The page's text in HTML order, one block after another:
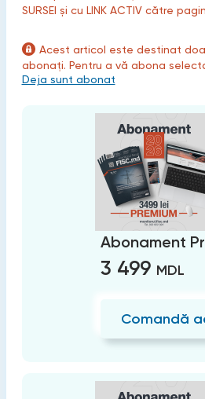
SURSEI și cu LINK ACTIV către
Acest articol este destinat
abonați. Pentru a vă abona
Deja sunt abonat
Abonament
3 499 MDL
Comandă